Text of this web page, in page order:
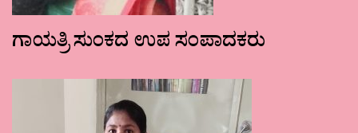
ಗಾಯತ್ರಿ ಸುಂಕದ ಉಪ ಸಂಪಾದಕರು